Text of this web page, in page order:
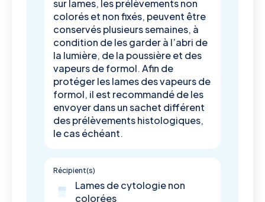
sur lames, les prélèvements non
colorés et non fixés, peuvent être
conservés plusieurs semaines, à
condition de les garder à l’abri de
la lumière, de la poussière et des
vapeurs de formol. Afin de
protéger les lames des vapeurs de
formol, il est recommandé de les
envoyer dans un sachet différent
des prélèvements histologiques,
le cas échéant.
Récipient(s)
Lames de cytologie non
colorées